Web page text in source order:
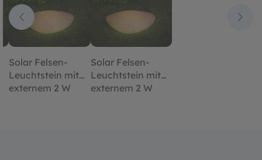
Solar Felsen-
Leuchtstein mit
externem 2 W
Solar Felsen-
Leuchtstein mit
externem 2 W